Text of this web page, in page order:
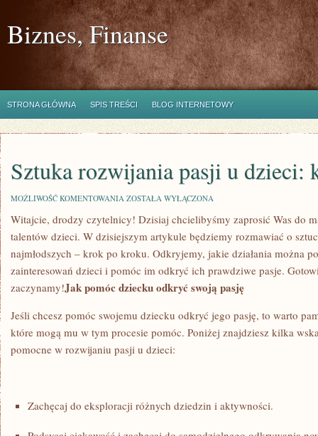
Biznes, Finanse
STRONA GŁÓWNA SPIS TREŚCI BLOG INTERNETOWY
Sztuka rozwijania pasji u dzieci:
MOŻLIWOŚĆ KOMENTOWANIA SZTUKA
PASJI
U
DZIECI:
KROK
KROKU
ZOSTAŁA WYŁĄCZONA
Witajcie, drodzy czytelnicy! Dzisiaj chcielibyśmy zaprosić‌ Was do
talentów⁣ dzieci. W dzisiejszym artykule będziemy rozmawiać o‍
najmłodszych – krok po⁤ kroku.⁢ Odkryjemy, ‌jakie​ działania można
zainteresowań dzieci‌ i pomóc im odkryć ich prawdziwe pasje.
zaczynamy!Jak pomóc‍ dziecku​ odkryć swoją⁣ pasję
Jeśli chcesz pomóc swojemu⁢ dziecku‍ odkryć jego pasję, to warto⁣
które mogą ⁤mu ‍w tym procesie pomóc. ​Poniżej znajdziesz kilka
pomocne w rozwijaniu⁣ pasji⁣ u dzieci:
Zachęcaj do ‍eksploracji różnych ⁣dziedzin i ⁤aktywności.